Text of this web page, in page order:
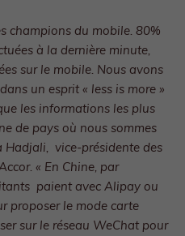
champions du mobile. 80%
à la dernière minute,
sur le mobile. Nous avons
un esprit « less is more »
les informations les plus
de pays où nous sommes
Hadjali, vice-présidente des
« En Chine, par
paient avec Alipay ou
proposer le mode carte
sur le réseau WeChat pour